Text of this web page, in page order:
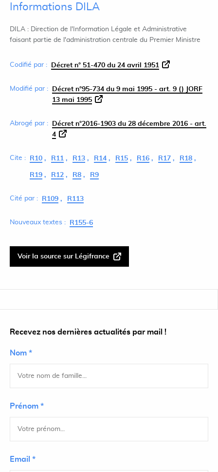
Informations DILA
DILA : Direction de l'Information Légale et Administrative
faisant partie de l'administration centrale du Premier Ministre
Codifié par : Décret n° 51-470 du 24 avril 1951
Modifié par :
Décret n°95-734 du 9 mai 1995 - art. 9 () JORF
13 mai 1995
Abrogé par :
Décret n°2016-1903 du 28 décembre 2016 - art.
4
Cite : R10 R11 R13 R14 R15 R16 R17 R18
R19 R12 R8 R9
Cité par : R109 R113
Nouveaux textes : R155-6
Voir la source sur Légifrance
Recevez nos dernières actualités par mail !
Nom *
Prénom *
Email *